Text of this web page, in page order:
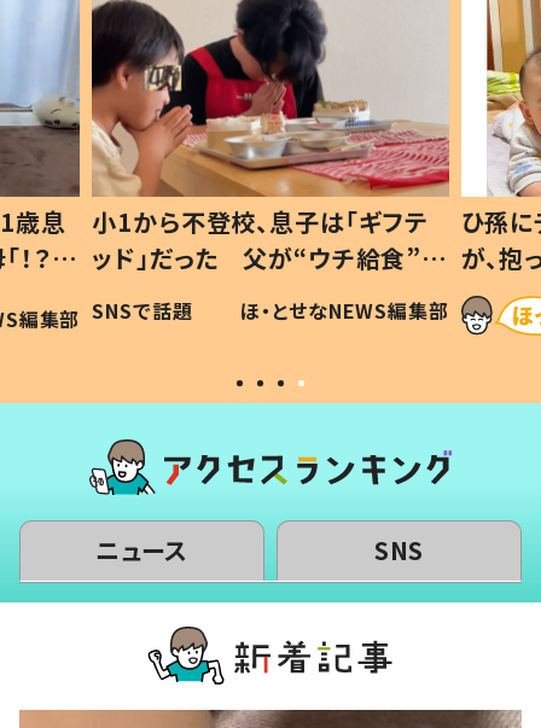
歳息
？」
編集部
小1から不登校、息子は「ギフテ
ッド」だった 父が“ウチ給食”を
作り続ける理由とは #令和の親
#令和の子
SNSで話題 ほ・とせなNEWS編集部
ひ孫
が、
「涙が
い」
ニュース SNS